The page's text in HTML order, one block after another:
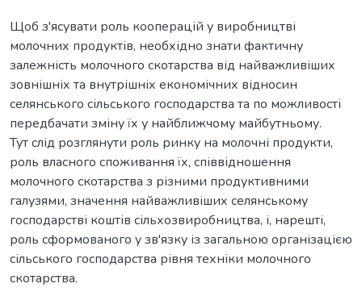
Щоб з'ясувати роль кооперацій у виробництві
молочних продуктів, необхідно знати фактичну
залежність молочного скотарства від найважливіших
зовнішніх та внутрішніх економічних відносин
селянського сільського господарства та по можливості
передбачати зміну їх у найближчому майбутньому.
Тут слід розглянути роль ринку на молочні продукти,
роль власного споживання їх, співвідношення
молочного скотарства з різними продуктивними
галузями, значення найважливіших селянському
господарстві коштів сільхозвиробництва, і, нарешті,
роль сформованого у зв'язку із загальною організацією
сільського господарства рівня техніки молочного
скотарства.